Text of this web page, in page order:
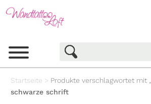
Startseite > Produkte verschlagwortet mit
schwarze schrift